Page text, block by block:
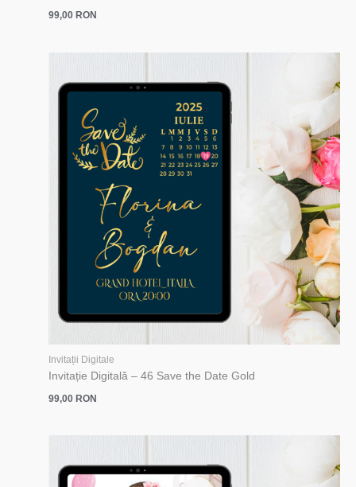
99,00 RON
Invitații Digitale
Invitație Digitală – 46 Save the Date Gold
99,00 RON